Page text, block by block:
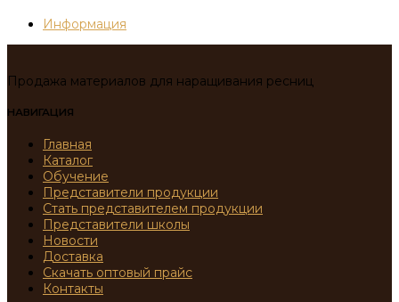
Информация
Продажа материалов для наращивания ресниц
НАВИГАЦИЯ
Главная
Каталог
Обучение
Представители продукции
Стать представителем продукции
Представители школы
Новости
Доставка
Скачать оптовый прайс
Контакты